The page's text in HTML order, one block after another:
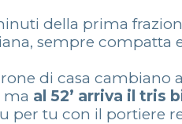
della prima
sempre compatta
di casa
ma al 52’ arriva il tris
per tu con il portiere